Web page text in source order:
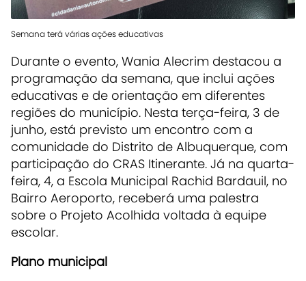
Semana terá várias ações educativas
Durante o evento, Wania Alecrim destacou a
programação da semana, que inclui ações
educativas e de orientação em diferentes
regiões do município. Nesta terça-feira, 3 de
junho, está previsto um encontro com a
comunidade do Distrito de Albuquerque, com
participação do CRAS Itinerante. Já na quarta-
feira, 4, a Escola Municipal Rachid Bardauil, no
Bairro Aeroporto, receberá uma palestra
sobre o Projeto Acolhida voltada à equipe
escolar.
Plano municipal